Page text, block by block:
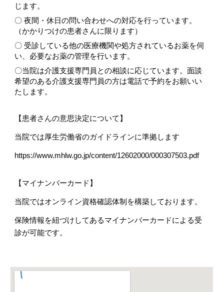
じます。
〇 夜間・休日の問い合わせへの対応を行っています。
（かかりつけの患者さんに限ります）
〇 受診している他の医療機関や処方されているお薬を伺
い、必要なお薬の管理を行います。
〇当院は介護支援専門員との相談に応じています。面談
希望のある介護支援専門員の方は電話で予約をお願いい
たします。
【患者さんの意思決定について】
当院では厚生労働省のガイドラインに準拠します
https://www.mhlw.go.jp/content/12602000/000307503.pdf
【マイナンバーカード】
当院ではオンライン資格確認体制を構築しております。
保険情報を紐づけしてあるマイナンバーカードによる受
診が可能です。